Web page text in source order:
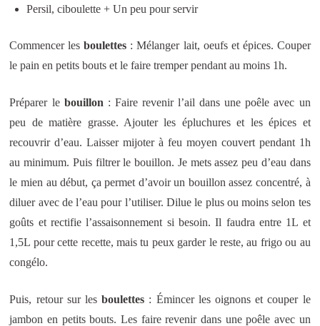
Persil, ciboulette + Un peu pour servir
Commencer lesboulettes : Mélanger lait, oeufs et épices. Couper
le pain en petits bouts et le faire tremper pendant au moins 1h.
Préparer le bouillon : Faire revenir l’ail dans une poêle avec un
peu de matière grasse. Ajouter les épluchures et les épices et
recouvrir d’eau. Laisser mijoter à feu moyen couvert pendant 1h
au minimum. Puis filtrer le bouillon. Je mets assez peu d’eau dans
le mien au début, ça permet d’avoir un bouillon assez concentré, à
diluer avec de l’eau pour l’utiliser. Dilue le plus ou moins selon tes
goûts et rectifie l’assaisonnement si besoin. Il faudra entre 1L et
1,5L pour cette recette, mais tu peux garder le reste, au frigo ou au
congélo.
Puis, retour sur lesboulettes : Émincer les oignons et couper le
jambon en petits bouts. Les faire revenir dans une poêle avec un